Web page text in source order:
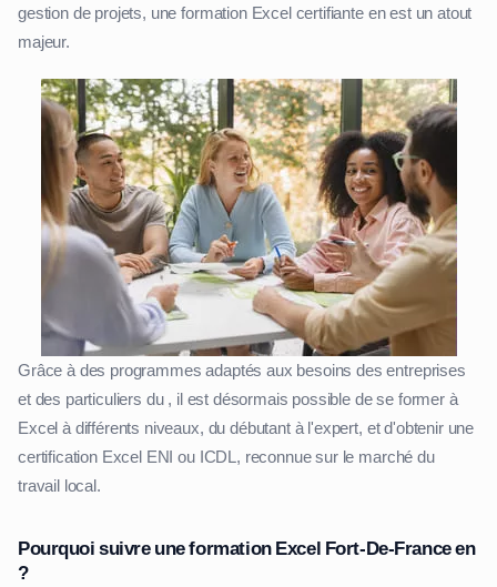
gestion de projets, une formation Excel certifiante en est un atout
majeur.
Grâce à des programmes adaptés aux besoins des entreprises
et des particuliers du , il est désormais possible de se former à
Excel à différents niveaux, du débutant à l'expert, et d'obtenir une
certification Excel ENI ou ICDL, reconnue sur le marché du
travail local.
Pourquoi suivre une formation Excel Fort-De-France en
?